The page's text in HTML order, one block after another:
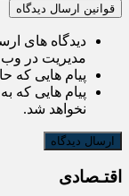
قوانین ارسال دیدگاه
دیدگاه های
مدیریت در
پیام هایی که
پیام هایی که
نخواهد شد.
اقتـصادی